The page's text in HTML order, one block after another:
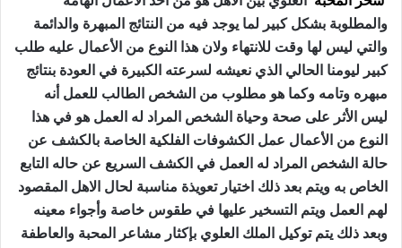
والمطلوبة بشكل كبير لما يوجد فيه من النتائج المبهرة والدائمة
والتي ليس لها وقت للانتهاء ولان هذا النوع من الأعمال عليه طلب
كبير ليومنا الحالي الذي نعيشه لسرعته الكبيرة في العودة بنتائج
مبهره وتامه وكما هو مطلوب من الشخص الطالب للعمل أنه
ليس الأثر على صحة وحياة الشخص المراد له العمل هو في هذا
النوع من الأعمال عمل الكشوفات الفلكية الخاصة بالكشف عن
حالة الشخص المراد له العمل في الكشف السريع عن حاله التابع
الخاص به ويتم بعد ذلك اختيار تعويذة مناسبة لحال الاهل المقصود
لهم العمل ويتم التسخير عليها في طقوس خاصة وأجواء معينه
وبعد ذلك يتم توكيل الملك العلوي بإكثار مشاعر المحبة والعاطفة